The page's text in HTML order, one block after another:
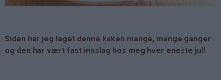
Siden har jeg laget denne kaken mange, mange ganger
og den har vært fast innslag hos meg hver eneste jul!